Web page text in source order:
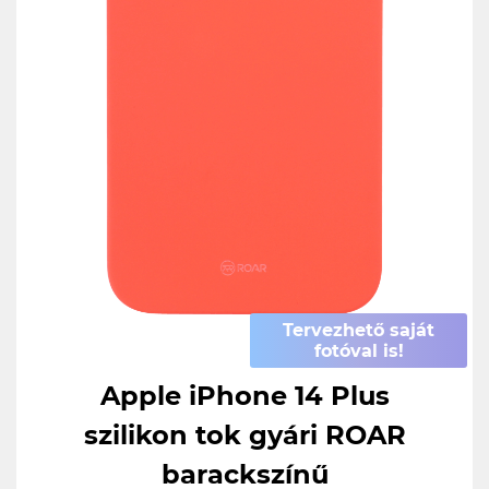
Tervezhető saját
fotóval is!
Apple iPhone 14 Plus
szilikon tok gyári ROAR
barackszínű